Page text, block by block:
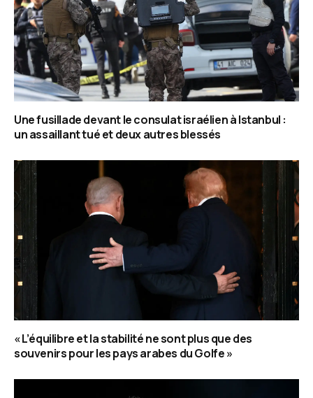
Une fusillade devant le consulat israélien à Istanbul :
un assaillant tué et deux autres blessés
« L’équilibre et la stabilité ne sont plus que des
souvenirs pour les pays arabes du Golfe »